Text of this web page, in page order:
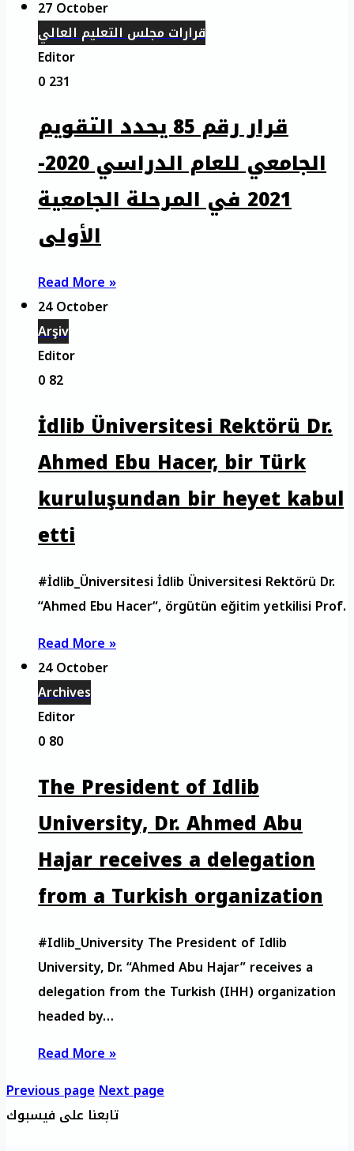
27 October
قرارات مجلس التعليم العالي
Editor
0231
قرار رقم 85 يحدد التقويم
الجامعي للعام الدراسي 2020-
2021 في المرحلة الجامعية
الأولى
Read More »
24 October
Arşiv
Editor
082
İdlib Üniversitesi Rektörü Dr.
Ahmed Ebu Hacer, bir Türk
kuruluşundan bir heyet kabul
etti
#İdlib_Üniversitesi İdlib Üniversitesi Rektörü Dr.
“Ahmed Ebu Hacer“, örgütün eğitim yetkilisi Prof.
Read More »
24 October
Archives
Editor
080
The President of Idlib
University, Dr. Ahmed Abu
Hajar receives a delegation
from a Turkish organization
#Idlib_University The President of Idlib
University, Dr. “Ahmed Abu Hajar” receives a
delegation from the Turkish (IHH) organization
headed by…
Read More »
Previous pageNext page
تابعنا على فيسبوك